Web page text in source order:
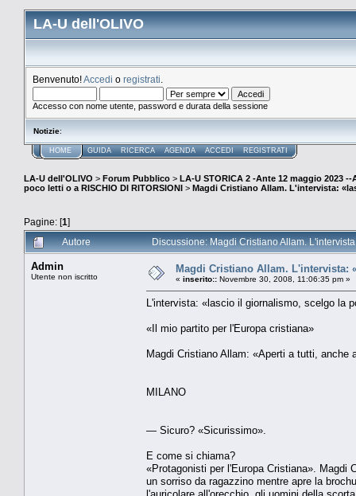
LA-U dell'OLIVO
Benvenuto!Accedi o registrati
Accesso con nome utente, password e durata della sessione
Notizie:
HOME GUIDA RICERCA AGENDA ACCEDI REGISTRATI
LA-U dell'OLIVO > Forum Pubblico > LA-U STORICA 2 -Ante 12 maggio 2023 --
poco letti o a RISCHIO DI RITORSIONI
> Magdi Cristiano Allam. L'intervista:
Pagine: [1]
Autore
Discussione: Magdi Cristiano Allam.
Admin
Utente non iscritto
Magdi Cristiano Allam.
« inserito:: Novembre 30, 2008, 11:06:35 pm »
L'intervista: «lascio il giornalismo, scelgo la
«Il mio partito per l'Europa cristiana»
Magdi Cristiano Allam: «Aperti a tutti, anche
MILANO
— Sicuro? «Sicurissimo».
E come si chiama?
«Protagonisti per l'Europa Cristiana». Magdi
un sorriso da ragazzino mentre apre la